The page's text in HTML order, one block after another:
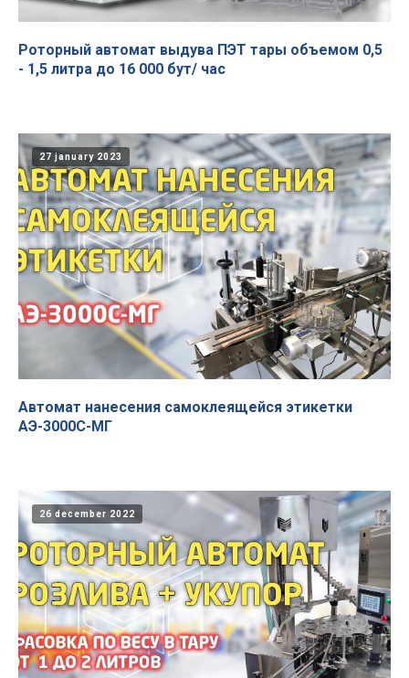
Роторный автомат выдува ПЭТ тары объемом 0,5
- 1,5 литра до 16 000 бут/ час
27 january 2023
Автомат нанесения самоклеящейся этикетки
АЭ-3000С-МГ
26 december 2022